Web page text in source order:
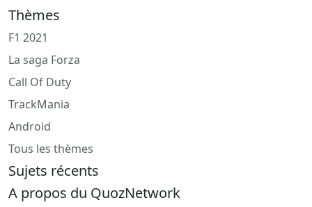
Thèmes
F1 2021
La saga Forza
Call Of Duty
TrackMania
Android
Tous les thèmes
Sujets récents
A propos du QuozNetwork